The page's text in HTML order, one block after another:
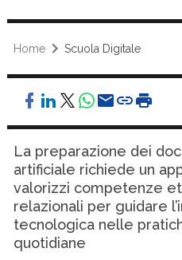
Home Scuola Digitale
La preparazione dei
artificiale richiede un
valorizzi competenze
relazionali per guidare
tecnologica nelle
quotidiane